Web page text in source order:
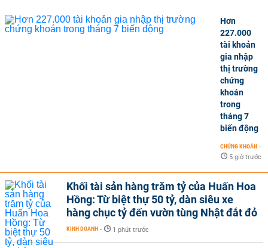
Hơn
227.000
tài khoản
gia nhập
thị trường
chứng
khoán
trong
tháng 7
biến động
CHỨNG KHOÁN -
5 giờ trước
Khối tài sản hàng trăm tỷ của Huấn Hoa
Hồng: Từ biệt thự 50 tỷ, dàn siêu xe
hàng chục tỷ đến vườn tùng Nhật đắt đỏ
KINH DOANH - 1 phút trước